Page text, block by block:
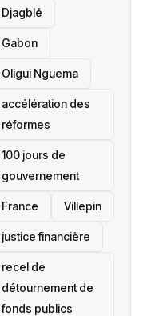
Djagblé
Gabon
Oligui Nguema
accélération des
réformes
100 jours de
gouvernement
France Villepin
justice financière
recel de
détournement de
fonds publics